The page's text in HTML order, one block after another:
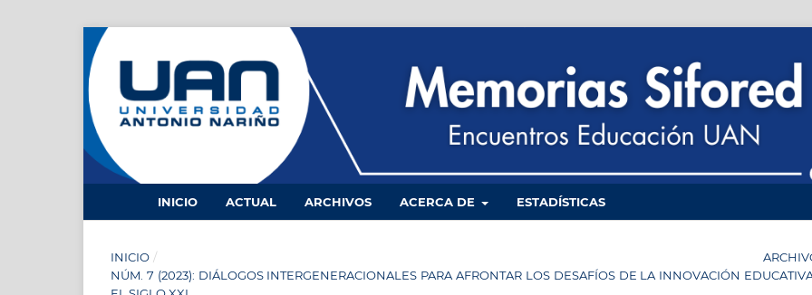
INICIO ACTUAL ARCHIVOS ACERCA DE ESTADÍSTICAS
INICIO /
NÚM. 7 (2023): DIÁLOGOS INTERGENERACIONALES PARA AFRONTAR LOS DESAFÍOS DE LA INNOVACIÓN